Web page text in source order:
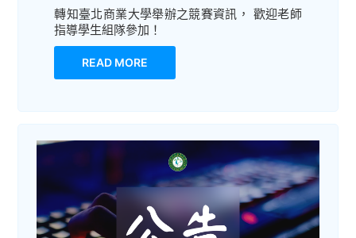
轉知臺北商業大學舉辦之競賽資訊， 歡迎老師
指導學生組隊參加！
READ MORE